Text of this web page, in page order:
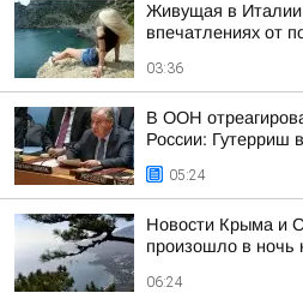
Живущая в Италии
впечатлениях от
03:36
В ООН
России: Гутерриш
05:24
Новости Крыма и
произошло в ночь
06:24